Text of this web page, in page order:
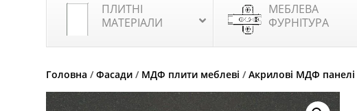
ПЛИТНІ
МАТЕРІАЛИ
МЕБЛЕВА
ФУРНІТУРА
Головна /Фасади / МДФ плити меблеві /Акрилові МДФ панелі